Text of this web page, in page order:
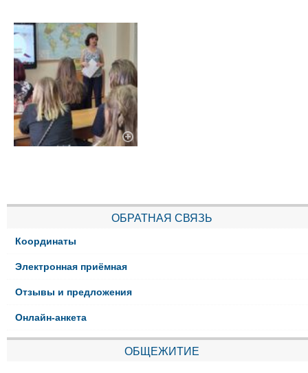
ОБРАТНАЯ СВЯЗЬ
Координаты
Электронная приёмная
Отзывы и предложения
Онлайн-анкета
ОБЩЕЖИТИЕ